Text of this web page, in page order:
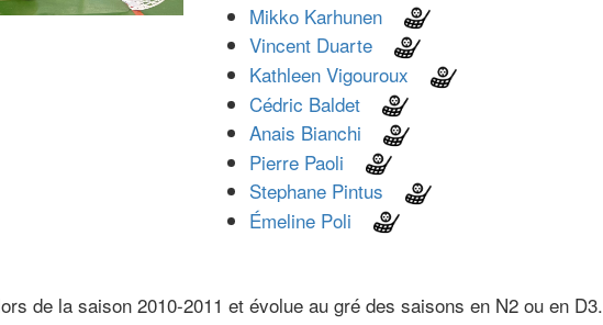
Mikko Karhunen
Vincent Duarte
Kathleen Vigouroux
Cédric Baldet
Anais Bianchi
Pierre Paoli
Stephane Pintus
Émeline Poli
de la saison 2010-2011 et évolue au gré des saisons en N2 ou en D3.